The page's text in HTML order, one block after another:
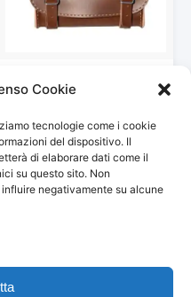
Cookie
tecnologie come i cookie
del dispositivo. Il
di elaborare dati come il
su questo sito. Non
negativamente su alcune
per Bicicletta. Borsa sotto…
Vedi storico
Amazon EU, un programma